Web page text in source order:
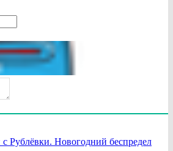
Рублёвки. Новогодний беспредел